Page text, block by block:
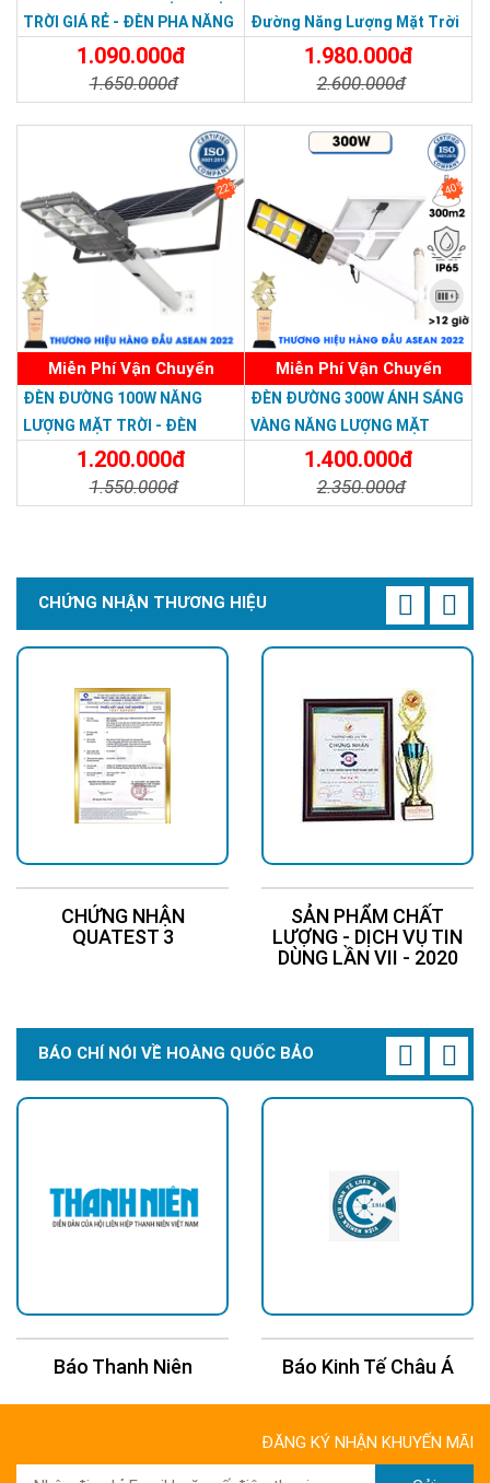
Địa chỉ mua đèn năng lượng mặt trời JD-
9400 chính hãng, giá tốt
Hiện nay quý khách hàng có thể mua đèn năng lượng mặt trời
JD-9400 chính hãng, nhiều ưu đãi, bảo hành lâu và có phiếu bảo
CÔNG TY TNHH TM DV HOÀNG QUỐC BẢO
Chi Nhánh Q10: 324 Nhật Tảo, P.6, Q.10, TP.HCM
Chi Nhánh Thủ Đức: 1110A5 Phạm Văn Đồng , Phường Linh
Chi Nhánh Đồng Nai: 2394 Quốc Lộ 1K, Phường Hoá An, TP. Biên
Hoà, Tỉnh Đồng Nai
TRỜI GIÁ RẺ - ĐÈN PHA NĂNG
LƯỢNG MẶT TRỜI 300W MẪU
1.090.000đ
1.650.000đ
Đường Năng Lượng Mặt Trời
300W TS-78300K6 - Solar
Light 300W
1.980.000đ
2.600.000đ
22%
Miễn Phí Vận Chuyển
ĐÈN ĐƯỜNG 100W NĂNG
LƯỢNG MẶT TRỜI - ĐÈN
ĐƯỜNG NĂNG LƯỢNG MẶT
TRỜI 100W GIÁ RẺ - Solar
Light 100W
1.200.000đ
1.550.000đ
40%
Miễn Phí Vận Chuyển
ĐÈN ĐƯỜNG 300W ÁNH SÁNG
VÀNG NĂNG LƯỢNG MẶT
TRỜI - Solar Light 300W
1.400.000đ
2.350.000đ
CHỨNG NHẬN THƯƠNG HIỆU
CHỨNG NHẬN
QUATEST 3
SẢN PHẨM CHẤT
LƯỢNG - DỊCH VỤ TIN
DÙNG LẦN VII - 2020
BÁO CHÍ NÓI VỀ HOÀNG QUỐC BẢO
Báo Kinh Tế Châu Á Báo 24H
ĐĂNG KÝ NHẬN KHUYẾN MÃI